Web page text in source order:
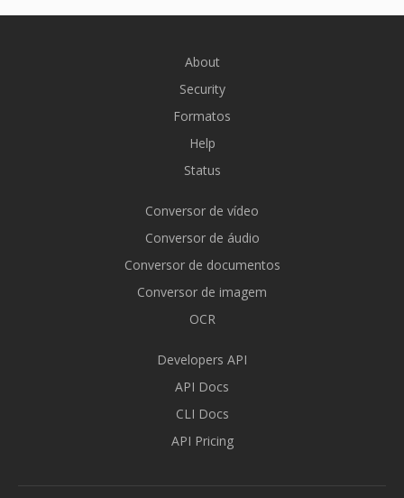
About
Security
Formatos
Help
Status
Conversor de vídeo
Conversor de áudio
Conversor de documentos
Conversor de imagem
OCR
Developers API
API Docs
CLI Docs
API Pricing